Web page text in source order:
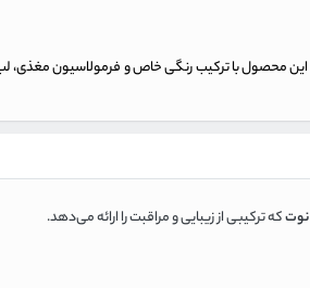
نوتکه ترکیبی از زیبایی و مراقبت را ارائه می‌دهد.